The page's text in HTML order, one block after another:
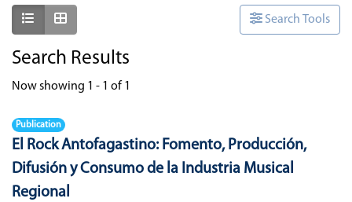
Show as list Search Tools
Search Results
Now showing 1 - 1 of 1
Publication
El Rock Antofagastino: Fomento, Producción,
Difusión y Consumo de la Industria Musical
Regional